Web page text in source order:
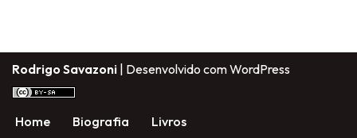
Rodrigo Savazoni | Desenvolvido comWordPress
Home Biografia Livros